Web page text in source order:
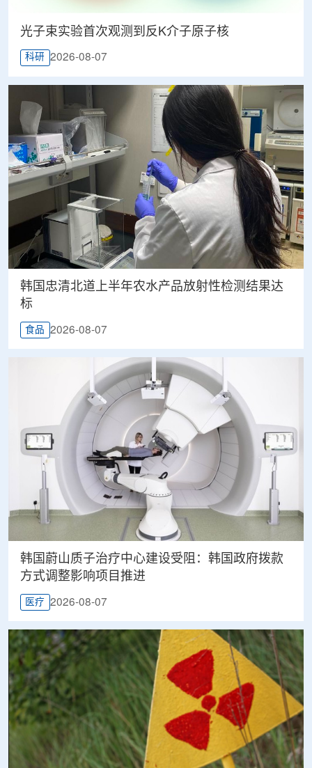
光子束实验首次观测到反K介子原子核
科研 2026-08-07
韩国忠清北道上半年农水产品放射性检测结果达
标
食品 2026-08-07
韩国蔚山质子治疗中心建设受阻：韩国政府拨款
方式调整影响项目推进
医疗 2026-08-07